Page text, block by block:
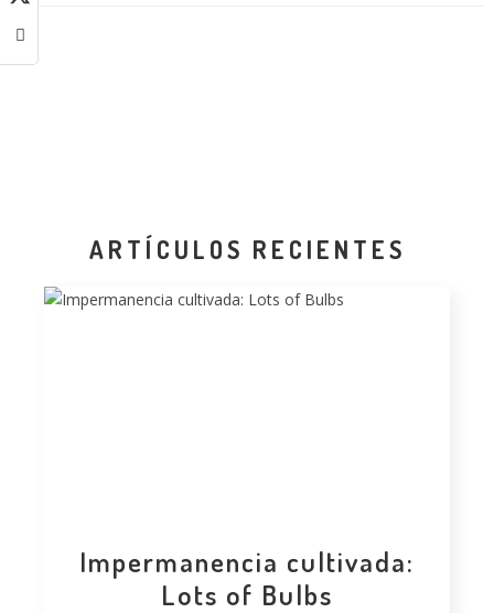
ARTÍCULOS RECIENTES
Impermanencia cultivada:
Lots of Bulbs